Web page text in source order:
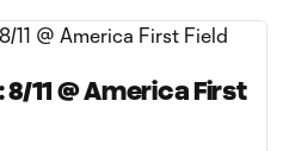
11 @ America First